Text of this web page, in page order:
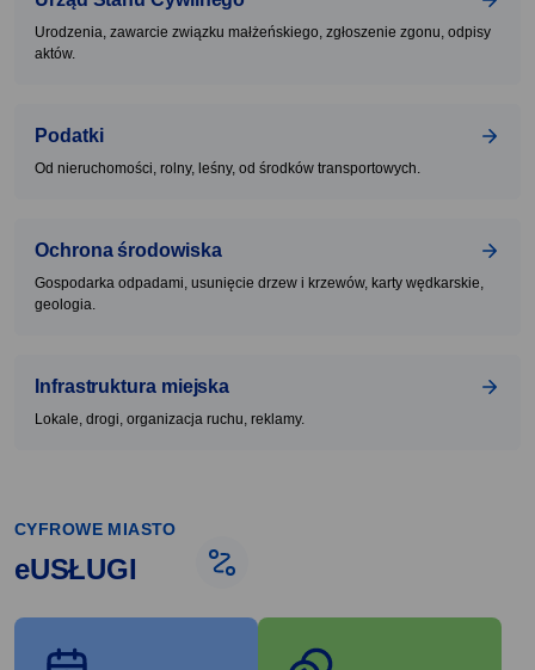
Urodzenia, zawarcie związku małżeńskiego, zgłoszenie zgonu, odpisy
aktów.
Podatki
Od nieruchomości, rolny, leśny, od środków transportowych.
Ochrona środowiska
Gospodarka odpadami, usunięcie drzew i krzewów, karty wędkarskie,
geologia.
Infrastruktura miejska
Lokale, drogi, organizacja ruchu, reklamy.
CYFROWE MIASTO
eUSŁUGI